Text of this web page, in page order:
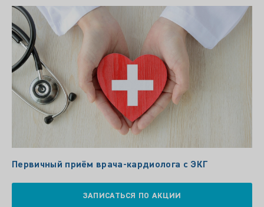
Первичный приём врача-кардиолога с ЭКГ
ЗАПИСАТЬСЯ ПО АКЦИИ